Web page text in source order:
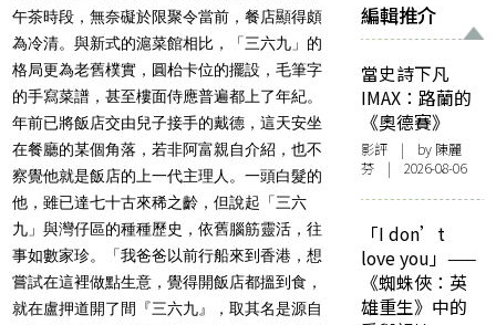
午茶時段，無奈礙於限聚令當前，餐店顯得頗
為冷清。與新式的滬菜館相比，「三六九」的
格局更為老舊樸實，圓枱卡位的擺設，毛筆字
的手寫菜譜，甚至樓面侍應普遍都上了年紀。
年前已將飯店交由兒子接手的戴德，這天安坐
在餐廳的某個角落，若非阿富親自介紹，也不
察覺他就是飯店的上一代主理人。一頭白髮的
他，雖已達七十古來稀之齡，但說起「三六
九」與灣仔區的種種歷史，依舊腦筋靈活，往
事如數家珍。「我爸爸以前行船來到香港，想
嘗試在這裡做點生意，覺得開飯店都搵到食，
就在盧押道開了間『三六九』，取其名是源自
編輯推介
當史詩下凡
IMAX：路蘭的
《奧德賽》
影評 | by 陳麗
芬 | 2026-08-06
「I don’t
love you」——
《蜘蛛俠：英
雄重生》中的